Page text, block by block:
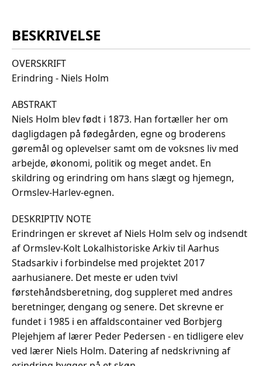
BESKRIVELSE
OVERSKRIFT
Erindring - Niels Holm
ABSTRAKT
Niels Holm blev født i 1873. Han fortæller her om
dagligdagen på fødegården, egne og broderens
gøremål og oplevelser samt om de voksnes liv med
arbejde, økonomi, politik og meget andet. En
skildring og erindring om hans slægt og hjemegn,
Ormslev-Harlev-egnen.
DESKRIPTIV NOTE
Erindringen er skrevet af Niels Holm selv og indsendt
af Ormslev-Kolt Lokalhistoriske Arkiv til Aarhus
Stadsarkiv i forbindelse med projektet 2017
aarhusianere. Det meste er uden tvivl
førstehåndsberetning, dog suppleret med andres
beretninger, dengang og senere. Det skrevne er
fundet i 1985 i en affaldscontainer ved Borbjerg
Plejehjem af lærer Peder Pedersen - en tidligere elev
ved lærer Niels Holm. Datering af nedskrivning af